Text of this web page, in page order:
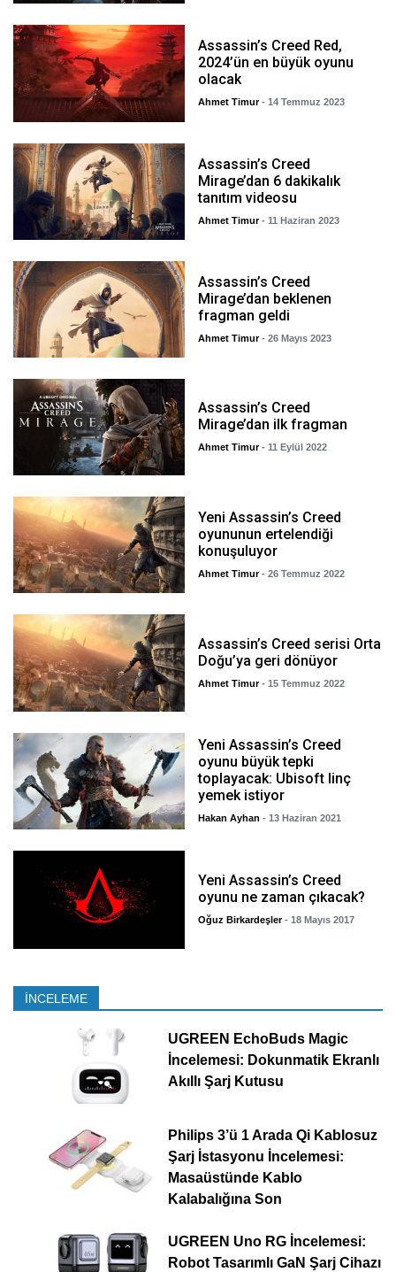
Assassin’s Creed Red,
2024’ün en büyük oyunu
olacak
Ahmet Timur - 14 Temmuz 2023
Assassin’s Creed
Mirage’dan 6 dakikalık
tanıtım videosu
Ahmet Timur - 11 Haziran 2023
Assassin’s Creed
Mirage’dan beklenen
fragman geldi
Ahmet Timur - 26 Mayıs 2023
Assassin’s Creed
Mirage’dan ilk fragman
Ahmet Timur - 11 Eylül 2022
Yeni Assassin’s Creed
oyununun ertelendiği
konuşuluyor
Ahmet Timur - 26 Temmuz 2022
Assassin’s Creed serisi Orta
Doğu’ya geri dönüyor
Ahmet Timur - 15 Temmuz 2022
Yeni Assassin’s Creed
oyunu büyük tepki
toplayacak: Ubisoft linç
yemek istiyor
Hakan Ayhan - 13 Haziran 2021
Yeni Assassin’s Creed
oyunu ne zaman çıkacak?
Oğuz Birkardeşler - 18 Mayıs 2017
İNCELEME
UGREEN EchoBuds Magic
İncelemesi: Dokunmatik Ekranlı
Akıllı Şarj Kutusu
Philips 3’ü 1 Arada Qi Kablosuz
Şarj İstasyonu İncelemesi:
Masaüstünde Kablo
Kalabalığına Son
UGREEN Uno RG İncelemesi:
Robot Tasarımlı GaN Şarj Cihazı